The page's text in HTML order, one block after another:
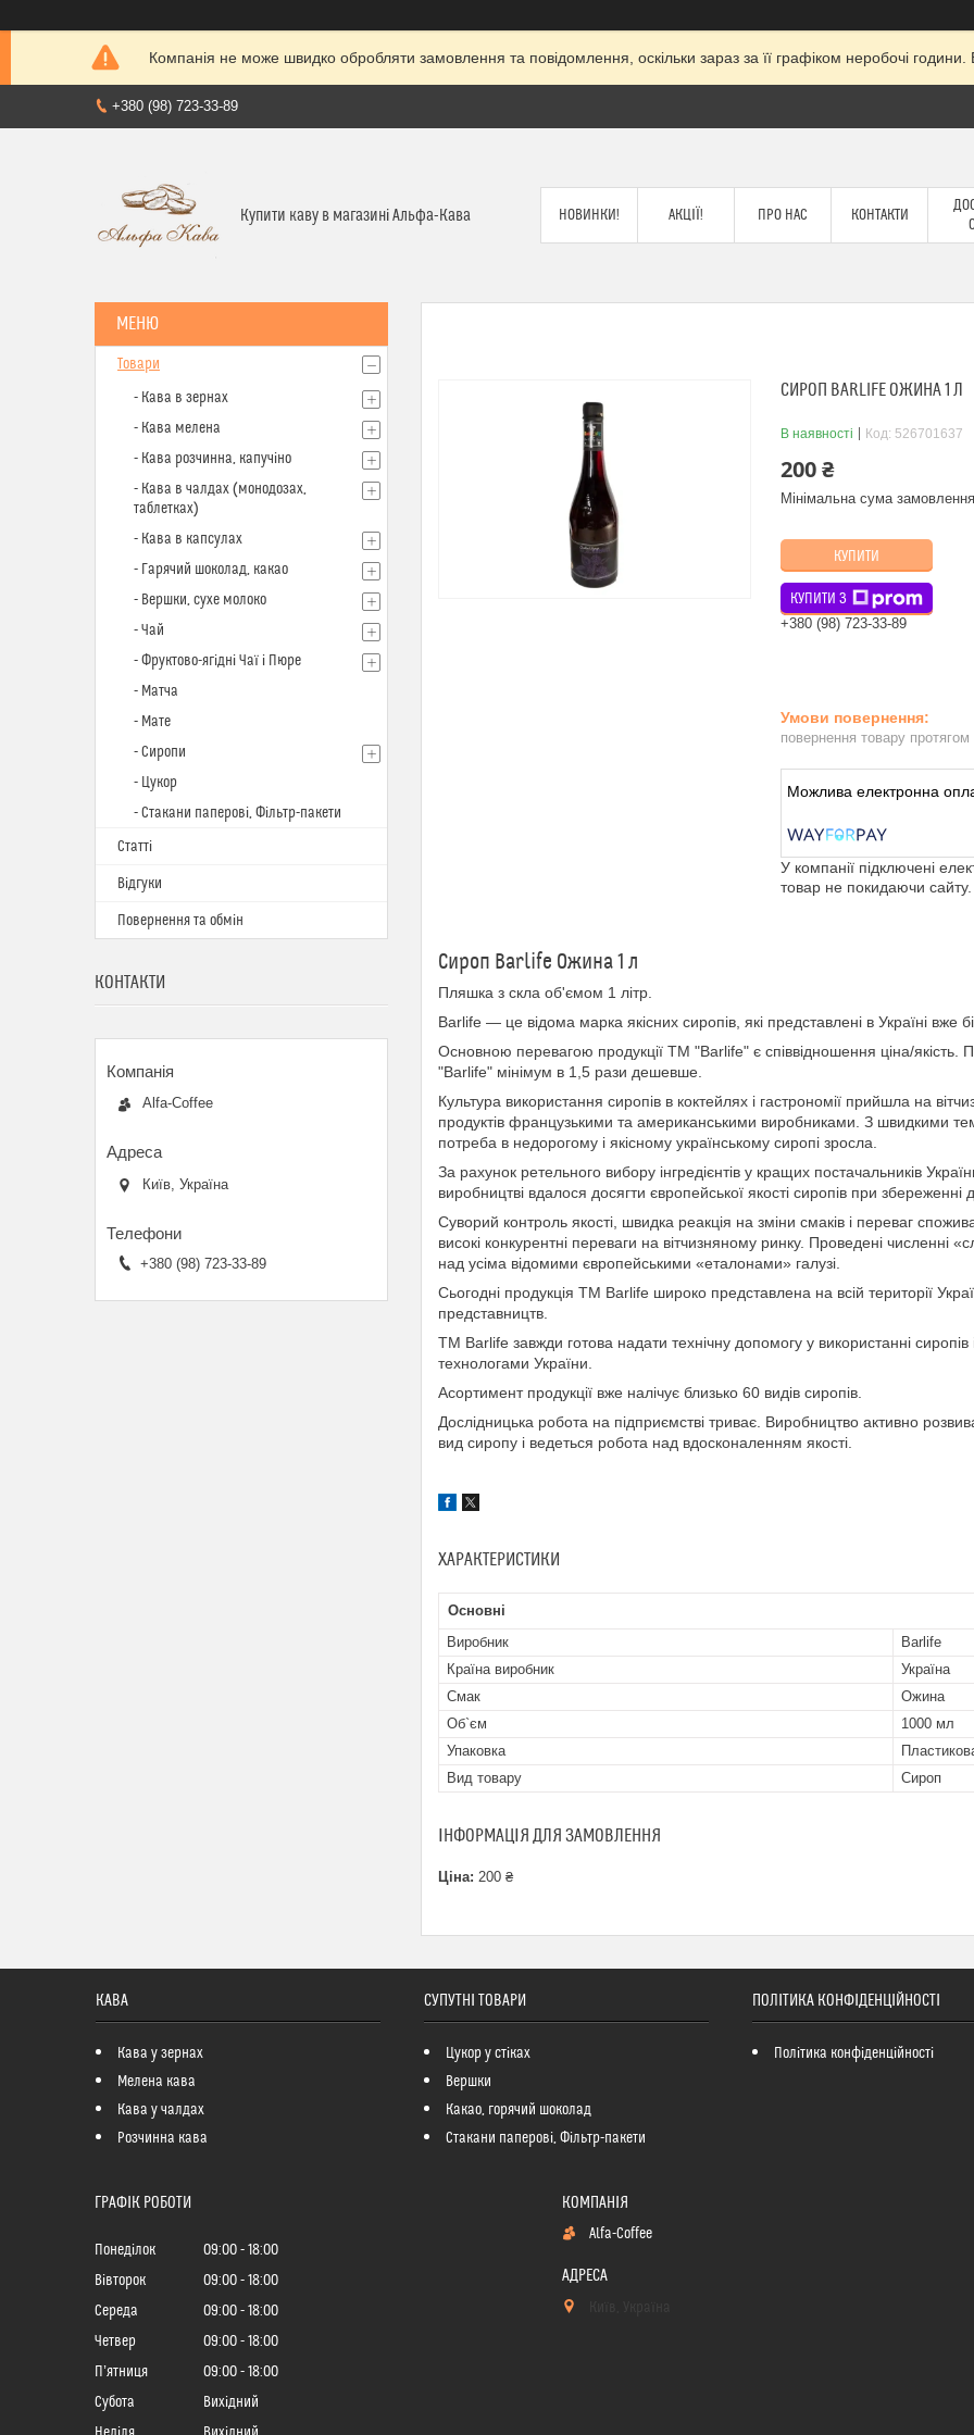
Компанія не може швидко обробляти замовлення та повідомлення, оскільки зараз за її графіком неробочі
+380 (98) 723-33-89
Купити каву в магазині Альфа-Кава НОВИНКИ! АКЦІЇ! ПРО НАС КОНТАКТИ
СИРОП BARLIFE ОЖИНА 1 Л
В наявності Код: 526701637
200 ₴
Мінімальна сума
КУПИТИ
КУПИТИ З
+380 (98) 723-33-89
повернення товару протягом
У компанії підключені
товар не покидаючи сайту.
Сироп Barlife Ожина 1 л
Пляшка з скла об'ємом 1 літр.
Barlife — це відома марка якісних сиропів, які представлені в Україні вже
Основною перевагою продукції ТМ "Barlife" є співвідношення ціна/
"Barlife" мінімум в 1,5 рази дешевше.
Культура використання сиропів в коктейлях і гастрономії прийшла на
продуктів французькими та американськими виробниками. З швидкими
потреба в недорогому і якісному українському сиропі зросла.
За рахунок ретельного вибору інгредієнтів у кращих постачальників
виробництві вдалося досягти європейської якості сиропів при збереженні
Суворий контроль якості, швидка реакція на зміни смаків і переваг
високі конкурентні переваги на вітчизняному ринку. Проведені численні
над усіма відомими європейськими «еталонами» галузі.
Сьогодні продукція ТМ Barlife широко представлена на всій території
представництв.
ТМ Barlife завжди готова надати технічну допомогу у використанні
технологами України.
Асортимент продукції вже налічує близько 60 видів сиропів.
Дослідницька робота на підприємстві триває. Виробництво активно
вид сиропу і ведеться робота над вдосконаленням якості.
ХАРАКТЕРИСТИКИ
Основні
Виробник
Barlife
Країна виробник
Україна
Смак
Ожина
Об`єм
1000 мл
Упаковка
Вид товару
Сироп
ІНФОРМАЦІЯ ДЛЯ ЗАМОВЛЕННЯ
Ціна: 200 ₴
Товари
- Кава в зернах
- Кава мелена
- Кава розчинна, капучіно
- Кава в чалдах (монодозах,
таблетках)
- Кава в капсулах
- Гарячий шоколад, какао
- Вершки, сухе молоко
- Чай
- Фруктово-ягідні Чаї і Пюре
- Матча
- Мате
- Сиропи
- Цукор
- Стакани паперові, Фільтр-пакети
Статті
Відгуки
Повернення та обмін
КОНТАКТИ
Alfa-Coffee
Київ, Україна
+380 (98) 723-33-89
КАВА
Кава у зернах
Мелена кава
Кава у чалдах
Розчинна кава
СУПУТНІ ТОВАРИ
Цукор у стіках
Вершки
Какао, горячий шоколад
Стакани паперові, Фільтр-пакети
ПОЛІТИКА КОНФІДЕНЦІЙНОСТІ
Політика конфіденційності
ГРАФІК РОБОТИ
Понеділок 09:00
18:00
Вівторок
09:00
18:00
Середа
09:00
18:00
Четвер
09:00
18:00
Пʼятниця
09:00
18:00
Субота
Вихідний
Alfa-Coffee